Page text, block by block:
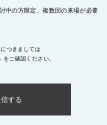
中の方限定、複数回の来場が必要
つきましては
」をご確認ください。